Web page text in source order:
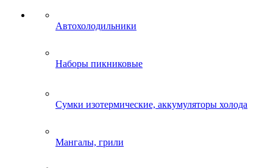
Автохолодильники
Наборы пикниковые
Сумки изотермические, аккумуляторы холода
Мангалы, грили